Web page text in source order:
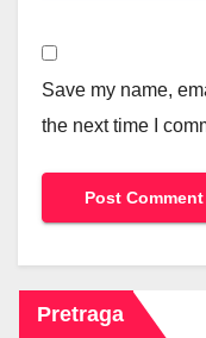
Save my name,
the next time I
Pretraga